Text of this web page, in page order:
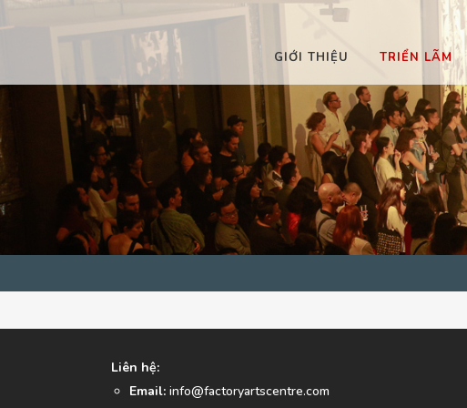
GIỚI THIỆU TRIỂN LÃM
ĐÃ DIỄN RA
SẮP DIỄN RA
ĐANG DIỄN RA
Liên hệ:
Email: info@factoryartscentre.com